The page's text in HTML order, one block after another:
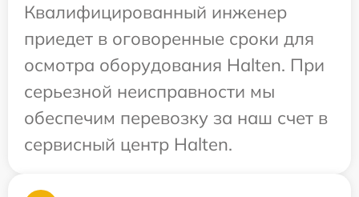
Квалифицированный инженер
приедет в оговоренные сроки для
осмотра оборудования Halten. При
серьезной неисправности мы
обеспечим перевозку за наш счет в
сервисный центр Halten.